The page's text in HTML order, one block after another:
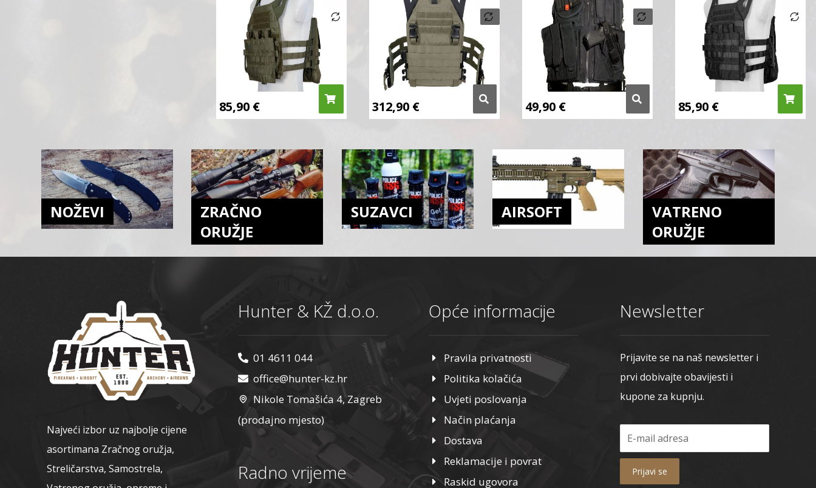
85,90 € 312,90 € 49,90 € 85,90 €
NOŽEVI
ZRAČNO
ORUŽJE
SUZAVCI AIRSOFT
VATRENO
ORUŽJE
Najveći izbor uz najbolje cijene
asortimana Zračnog oružja,
Streličarstva, Samostrela,
Hunter & KŽ d.o.o.
01 4611 044
office@hunter-kz.hr
Nikole Tomašića 4, Zagreb
(prodajno mjesto)
Radno vrijeme
Opće informacije
Pravila privatnosti
Politika kolačića
Uvjeti poslovanja
Način plaćanja
Dostava
Reklamacije i povrat
Raskid ugovora
Newsletter
Prijavite se na naš newsletter i
prvi dobivajte obavijesti i
kupone za kupnju.
Prijavi se